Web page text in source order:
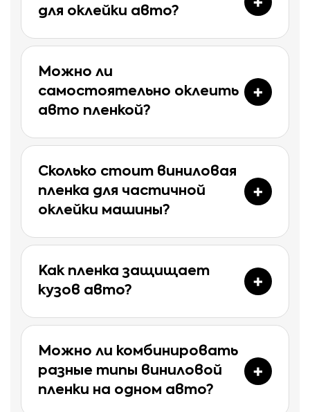
для оклейки авто?
Можно ли
самостоятельно оклеить
авто пленкой?
Сколько стоит виниловая
пленка для частичной
оклейки машины?
Как пленка защищает
кузов авто?
Можно ли комбинировать
разные типы виниловой
пленки на одном авто?